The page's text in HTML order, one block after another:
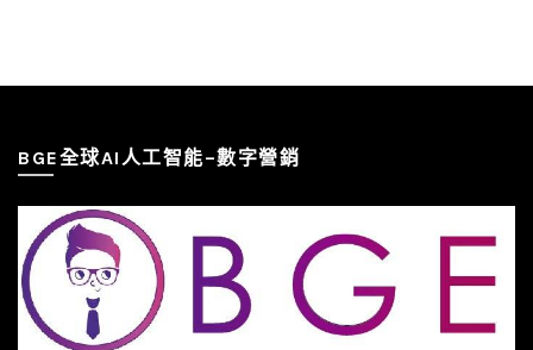
BGE全球AI人工智能–數字營銷